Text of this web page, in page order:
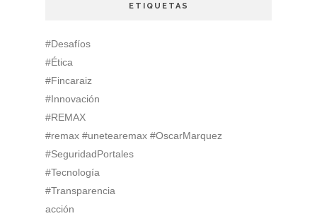
ETIQUETAS
#Desafíos
#Ética
#Fincaraiz
#Innovación
#REMAX
#remax #unetearemax #OscarMarquez
#SeguridadPortales
#Tecnología
#Transparencia
acción